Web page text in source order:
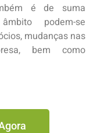
é de suma
podem-se
mudanças nas
bem como